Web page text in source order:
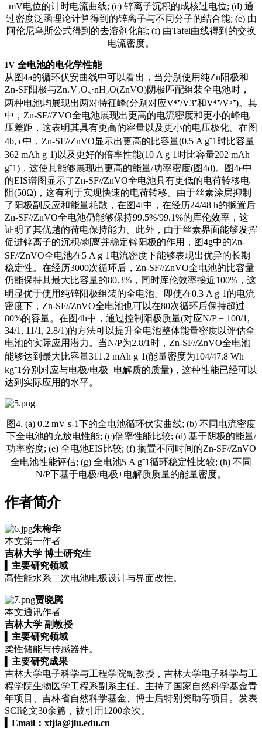
mV电位的计时电流曲线; (c) 锌离子沉积的成核过电位; (d) 通
过密度泛函理论计算得到的锌离子与不同分子的结合能; (e) 由
阿伦尼乌斯公式得到的去溶剂化能; (f) 由Tafel曲线得到的交换
电流密度。
IV 全电池的电化学性能
从图4a的循环伏安曲线中可以看出，当分别使用纯Zn阳极和
Zn-SF阳极与ZnₓV₂O₅·nH₂O(ZnVO)阴极匹配组装全电池时，
两种电池均展现出两对特征峰(分别对应V⁴⁺/V3⁺和V⁴⁺/V⁵⁺)。其
中，Zn-SF//ZVO全电池展现出更高的电流密度和更小的峰电
压差距，这表明其具有更高的容量以及更小的电压极化。在图
4b, c中，Zn-SF//ZnVO显示出更高的比容量(0.5 A g⁻1时比容量
362 mAh g⁻1)以及更好的倍率性能(10 A g⁻1时比容量202 mAh
g⁻1)，这使其能够展现出更高的能量/功率密度(图4d)。图4e中
的EIS谱图显示了Zn-SF//ZnVO全电池具有更低的电荷转移电
阻(50Ω)，这有利于实现快速的电荷转移。由于丝素涂层抑制
了阳极副反应和能量耗散，在图4f中，在经历24/48 h的搁置后
Zn-SF//ZnVO全电池仍能够保持99.5%/99.1%的库伦效率，这
证明了其优越的荷电保持能力。此外，由于丝素界面能够发挥
促进锌离子的沉积/剥离并稳定锌阳极的作用，图4g中的Zn-
SF//ZnVO全电池在5 A g⁻1电流密度下能够表现出优异的长期
稳定性。在经历3000次循环后，Zn-SF//ZnVO全电池的比容量
仍能保持其最大比容量的80.3%，同时库伦效率接近100%，这
明显优于使用纯锌阳极组装的全电池。即使在0.3 A g⁻1的电流
密度下，Zn-SF//ZnVO全电池也可以在80次循环后保持超过
80%的容量。在图4h中，通过控制阳极质量(对应N/P = 100/1,
34/1, 11/1, 2.8/1)的方法可以提升全电池整体能量密度以评估全
电池的实际应用潜力。当N/P为2.8/1时，Zn-SF//ZnVO全电池
能够达到最大比容量311.2 mAh g⁻1(能量密度为104/47.8 Wh
kg⁻1分别对应与电极/电极+电解质的质量)，这种性能已经可以
达到实际应用的水平。
图4. (a) 0.2 mV s-1下的全电池循环伏安曲线; (b) 不同电流密度
下全电池的充放电性能; (c)倍率性能比较; (d) 基于阴极的能量/
功率密度; (e) 全电池EIS比较; (f) 搁置不同时间的Zn-SF//ZnVO
全电池性能评估; (g) 全电池5 A g⁻1循环稳定性比较; (h) 不同
N/P下基于电极/电极+电解质质量的能量密度。
作者简介
朱梅华
本文第一作者
吉林大学 博士研究生
主要研究领域
高性能水系二次电池电极设计与界面改性。
贾晓腾
本文通讯作者
吉林大学 副教授
主要研究领域
柔性储能与传感器件。
主要研究成果
吉林大学电子科学与工程学院副教授，吉林大学电子科学与工
程学院生物医学工程系副系主任。主持了国家自然科学基金青
年项目、吉林省自然科学基金、博士后特别资助等项目。发表
SCI论文30余篇，被引用1200余次。
Email： xtjia@jlu.edu.cn